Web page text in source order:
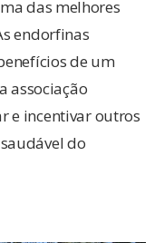
das melhores
endorfinas
de um
associação
e incentivar outros
do